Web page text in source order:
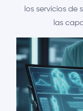
los servicios de
las